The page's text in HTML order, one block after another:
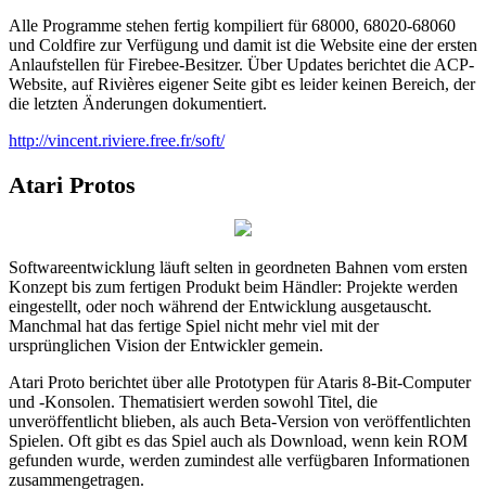
Alle Programme stehen fertig kompiliert für 68000, 68020-68060
und Coldfire zur Verfügung und damit ist die Website eine der ersten
Anlaufstellen für Firebee-Besitzer. Über Updates berichtet die ACP-
Website, auf Rivières eigener Seite gibt es leider keinen Bereich, der
die letzten Änderungen dokumentiert.
http://vincent.riviere.free.fr/soft/
Atari Protos
Softwareentwicklung läuft selten in geordneten Bahnen vom ersten
Konzept bis zum fertigen Produkt beim Händler: Projekte werden
eingestellt, oder noch während der Entwicklung ausgetauscht.
Manchmal hat das fertige Spiel nicht mehr viel mit der
ursprünglichen Vision der Entwickler gemein.
Atari Proto berichtet über alle Prototypen für Ataris 8-Bit-Computer
und -Konsolen. Thematisiert werden sowohl Titel, die
unveröffentlicht blieben, als auch Beta-Version von veröffentlichten
Spielen. Oft gibt es das Spiel auch als Download, wenn kein ROM
gefunden wurde, werden zumindest alle verfügbaren Informationen
zusammengetragen.